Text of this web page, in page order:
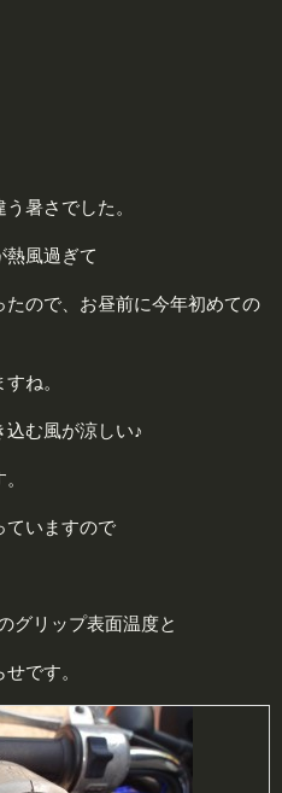
暑さでした。
熱風過ぎて
ので、お昼前に今年初めての
ね。
む風が涼しい♪
ていますので
グリップ表面温度と
です。